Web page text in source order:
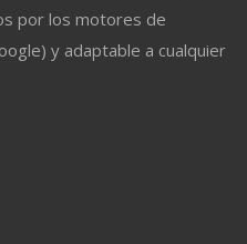
por los motores de
y adaptable a cualquier